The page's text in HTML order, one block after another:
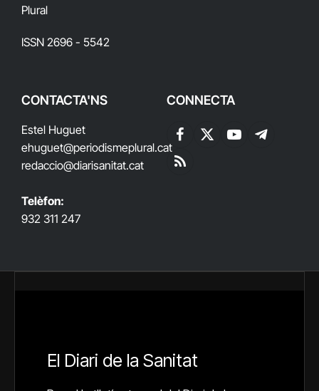
Plural
ISSN 2696 - 5542
CONTACTA'NS
Estel Huguet
ehuguet@periodismeplural.cat
redaccio@diarisanitat.cat
Telèfon:
932 311 247
CONNECTA
Facebook
X
YouTubeTelegram
RSS